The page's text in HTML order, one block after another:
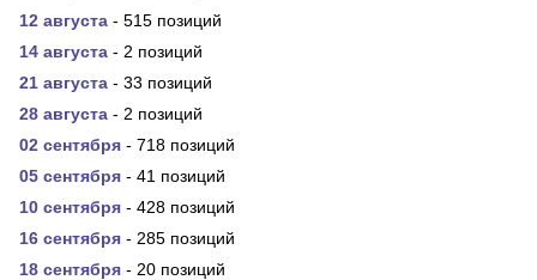
12 августа - 515 позиций
14 августа - 2 позиций
21 августа - 33 позиций
28 августа - 2 позиций
02 сентября - 718 позиций
05 сентября - 41 позиций
10 сентября - 428 позиций
16 сентября - 285 позиций
18 сентября - 20 позиций